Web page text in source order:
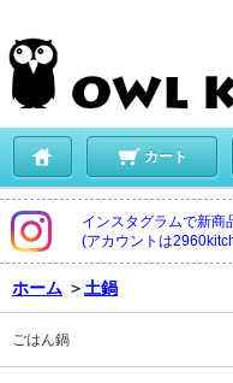
カート
インスタグラムで新商
(アカウントは
ホーム ＞ 土鍋
ごはん鍋